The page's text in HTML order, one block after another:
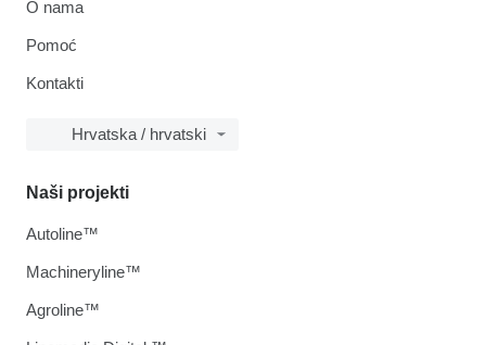
O nama
Pomoć
Kontakti
Hrvatska / hrvatski
Naši projekti
Autoline™
Machineryline™
Agroline™